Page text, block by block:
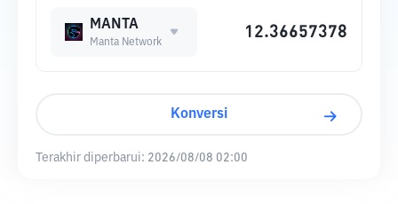
MANTA
Manta Network
Konversi
Terakhir diperbarui: 2026/08/08 02:00